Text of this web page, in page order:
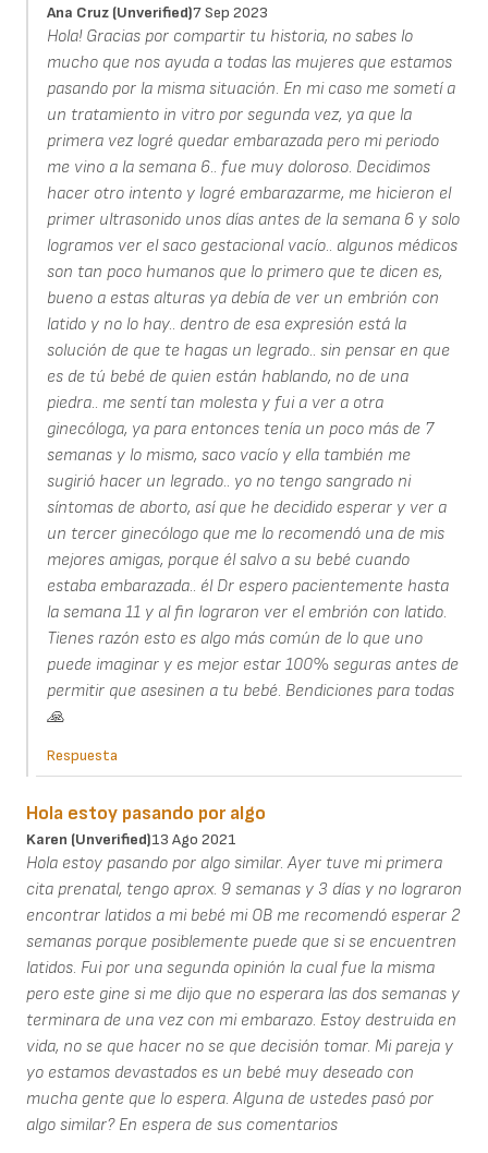
Ana Cruz (unverified)7 Sep 2023
Hola! Gracias por compartir tu historia, no sabes lo
mucho que nos ayuda a todas las mujeres que estamos
pasando por la misma situación. En mi caso me sometí a
un tratamiento in vitro por segunda vez, ya que la
primera vez logré quedar embarazada pero mi periodo
me vino a la semana 6.. fue muy doloroso. Decidimos
hacer otro intento y logré embarazarme, me hicieron el
primer ultrasonido unos días antes de la semana 6 y solo
logramos ver el saco gestacional vacío.. algunos médicos
son tan poco humanos que lo primero que te dicen es,
bueno a estas alturas ya debía de ver un embrión con
latido y no lo hay.. dentro de esa expresión está la
solución de que te hagas un legrado.. sin pensar en que
es de tú bebé de quien están hablando, no de una
piedra.. me sentí tan molesta y fui a ver a otra
ginecóloga, ya para entonces tenía un poco más de 7
semanas y lo mismo, saco vacío y ella también me
sugirió hacer un legrado.. yo no tengo sangrado ni
síntomas de aborto, así que he decidido esperar y ver a
un tercer ginecólogo que me lo recomendó una de mis
mejores amigas, porque él salvo a su bebé cuando
estaba embarazada.. él Dr espero pacientemente hasta
la semana 11 y al fin lograron ver el embrión con latido.
Tienes razón esto es algo más común de lo que uno
puede imaginar y es mejor estar 100% seguras antes de
permitir que asesinen a tu bebé. Bendiciones para todas
🙏
Respuesta
Hola estoy pasando por algo
Karen (unverified)13 Ago 2021
Hola estoy pasando por algo similar. Ayer tuve mi primera
cita prenatal, tengo aprox. 9 semanas y 3 días y no lograron
encontrar latidos a mi bebé mi OB me recomendó esperar 2
semanas porque posiblemente puede que si se encuentren
latidos. Fui por una segunda opinión la cual fue la misma
pero este gine si me dijo que no esperara las dos semanas y
terminara de una vez con mi embarazo. Estoy destruida en
vida, no se que hacer no se que decisión tomar. Mi pareja y
yo estamos devastados es un bebé muy deseado con
mucha gente que lo espera. Alguna de ustedes pasó por
algo similar? En espera de sus comentarios